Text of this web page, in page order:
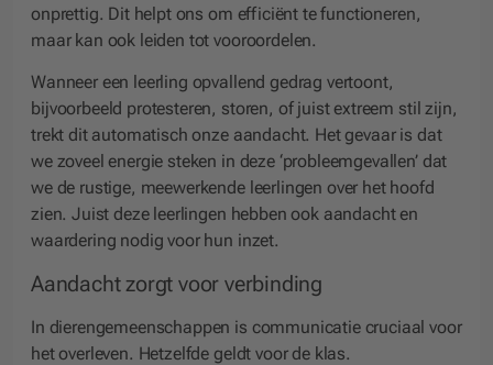
onprettig. Dit helpt ons om efficiënt te functioneren,
maar kan ook leiden tot vooroordelen.
Wanneer een leerling opvallend gedrag vertoont,
bijvoorbeeld protesteren, storen, of juist extreem stil zijn,
trekt dit automatisch onze aandacht. Het gevaar is dat
we zoveel energie steken in deze ‘probleemgevallen’ dat
we de rustige, meewerkende leerlingen over het hoofd
zien. Juist deze leerlingen hebben ook aandacht en
waardering nodig voor hun inzet.
Aandacht zorgt voor verbinding
In dierengemeenschappen is communicatie cruciaal voor
het overleven. Hetzelfde geldt voor de klas.